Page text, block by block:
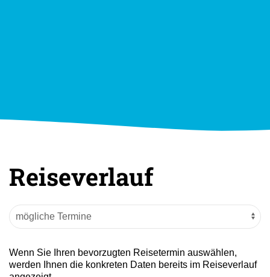
Reiseverlauf
Wenn Sie Ihren bevorzugten Reisetermin auswählen,
werden Ihnen die konkreten Daten bereits im Reiseverlauf